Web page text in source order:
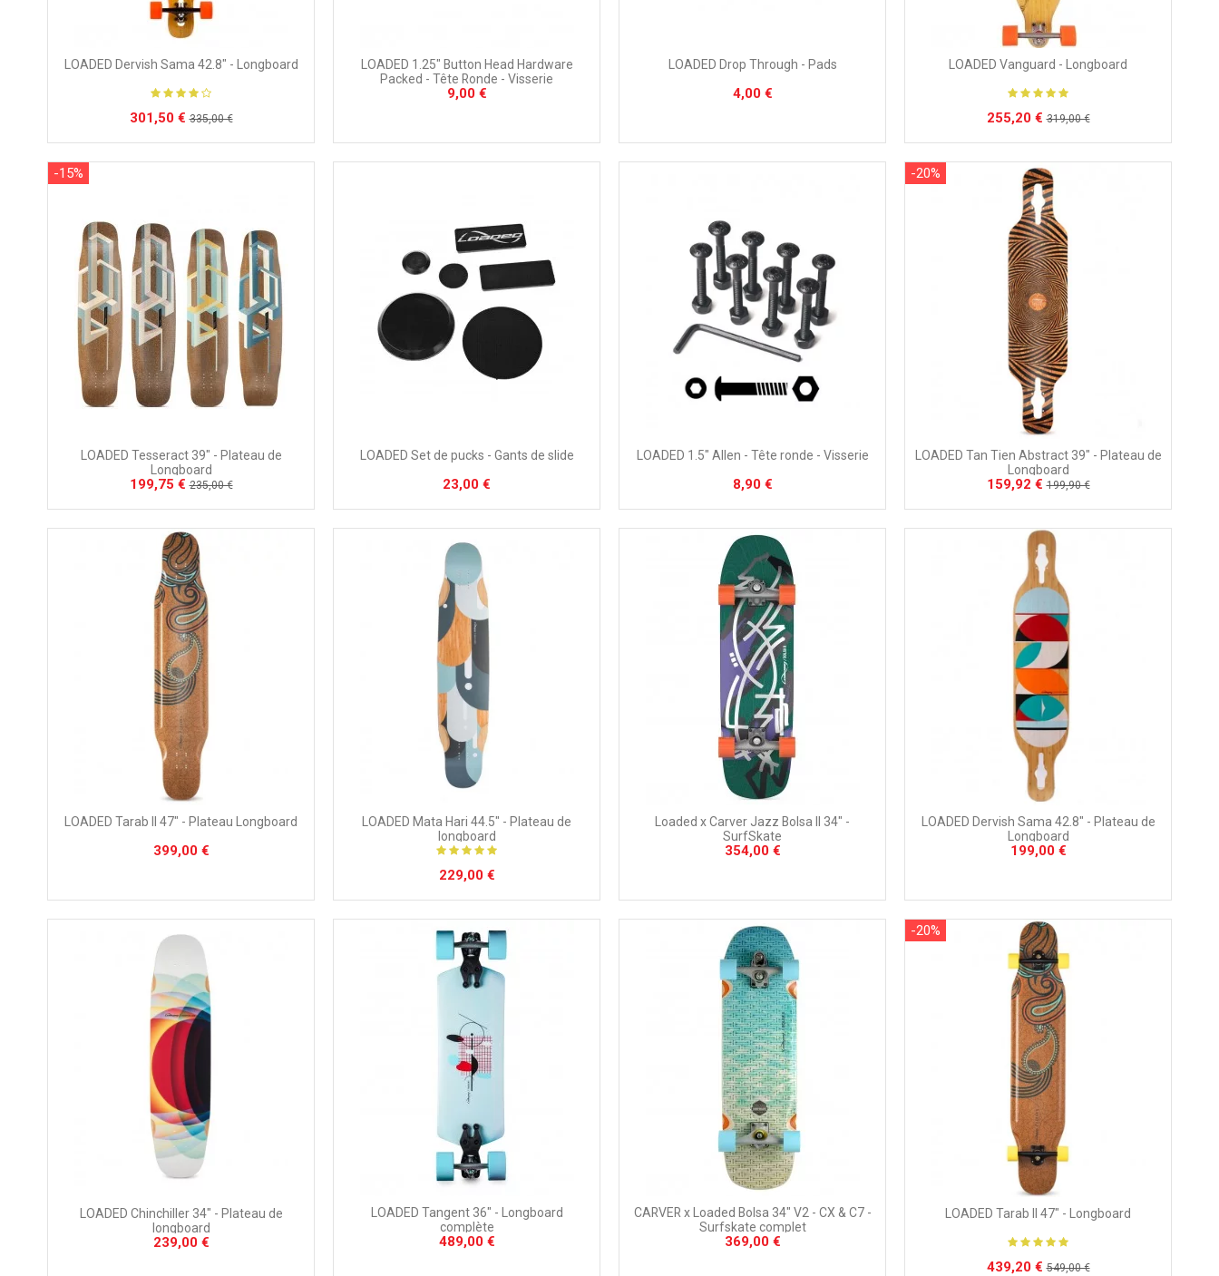
LOADED Dervish Sama 42.8" - Longboard
301,50 € 335,00 €
LOADED 1.25" Button Head Hardware
Packed - Tête Ronde - Visserie
9,00 €
LOADED Drop Through - Pads
4,00 €
LOADED Vanguard - Longboard
255,20 € 319,00 €
-15%
LOADED Tesseract 39" - Plateau de
Longboard
199,75 € 235,00 €
LOADED Set de pucks - Gants de slide
23,00 €
LOADED 1.5" Allen - Tête ronde - Visserie
8,90 €
-20%
LOADED Tan Tien Abstract 39" - Plateau de
Longboard
159,92 € 199,90 €
LOADED Tarab II 47" - Plateau Longboard
399,00 €
LOADED Mata Hari 44.5" - Plateau de
longboard
229,00 €
Loaded x Carver Jazz Bolsa II 34" -
SurfSkate
354,00 €
LOADED Dervish Sama 42.8" - Plateau de
Longboard
199,00 €
LOADED Chinchiller 34" - Plateau de
longboard
239,00 €
LOADED Tangent 36" - Longboard
complète
489,00 €
CARVER x Loaded Bolsa 34" V2 - CX & C7 -
Surfskate complet
369,00 €
-20%
LOADED Tarab II 47" - Longboard
439,20 € 549,00 €